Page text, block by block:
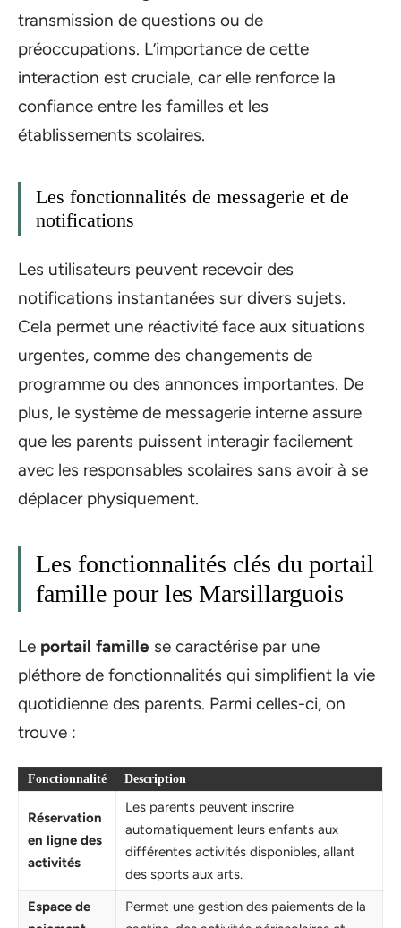
transmission de questions ou de
préoccupations. L’importance de cette
interaction est cruciale, car elle renforce la
confiance entre les familles et les
établissements scolaires.
Les fonctionnalités de messagerie et de
notifications
Les utilisateurs peuvent recevoir des
notifications instantanées sur divers sujets.
Cela permet une réactivité face aux situations
urgentes, comme des changements de
programme ou des annonces importantes. De
plus, le système de messagerie interne assure
que les parents puissent interagir facilement
avec les responsables scolaires sans avoir à se
déplacer physiquement.
Les fonctionnalités clés du portail
famille pour les Marsillarguois
Le portail famille se caractérise par une
pléthore de fonctionnalités qui simplifient la vie
quotidienne des parents. Parmi celles-ci, on
trouve :
Fonctionnalité Description
Réservation
en ligne des
activités
Les parents peuvent inscrire
automatiquement leurs enfants aux
différentes activités disponibles, allant
des sports aux arts.
Espace de
Permet une gestion des paiements de la